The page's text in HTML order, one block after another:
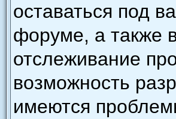
оставаться под
форуме, а также
отслеживание
возможность
имеются